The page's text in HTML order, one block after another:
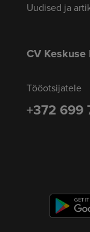
Uudised ja
CV
Tööotsijatele
+372 699